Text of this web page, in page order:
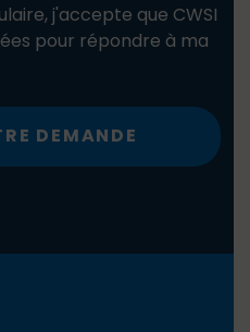
j'accepte que CWSI
pour répondre à ma
DEMANDE